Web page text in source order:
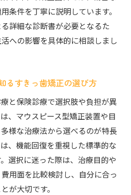
条件を丁寧に説明しています。
詳細な診断書が必要となるた
への影響を具体的に相談しまし
るすきっ歯矯正の選び方
と保険診療で選択肢や負担が異
、マウスピース型矯正装置や目
様な治療法から選べるのが特長
、機能回復を重視した標準的な
選択に迷った際は、治療目的や
用面を比較検討し、自分に合っ
が大切です。